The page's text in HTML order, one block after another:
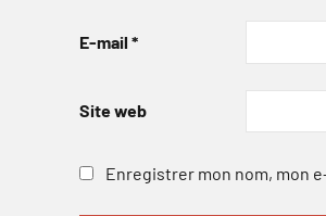
E-mail *
Site web
Enregistrer mon nom, mon